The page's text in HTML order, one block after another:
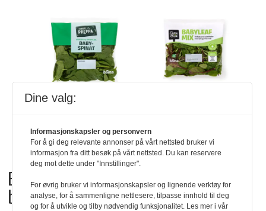
Bama tilbakekaller
babyspinat og babyleaf mix
Dine valg:
Informasjonskapsler og personvern
For å gi deg relevante annonser på vårt nettsted bruker vi
informasjon fra ditt besøk på vårt nettsted. Du kan reservere
deg mot dette under "Innstillinger".
For øvrig bruker vi informasjonskapsler og lignende verktøy for
analyse, for å sammenligne nettlesere, tilpasse innhold til deg
og for å utvikle og tilby nødvendig funksjonalitet. Les mer i vår